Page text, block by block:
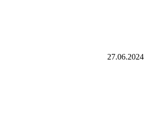
27.06.2024